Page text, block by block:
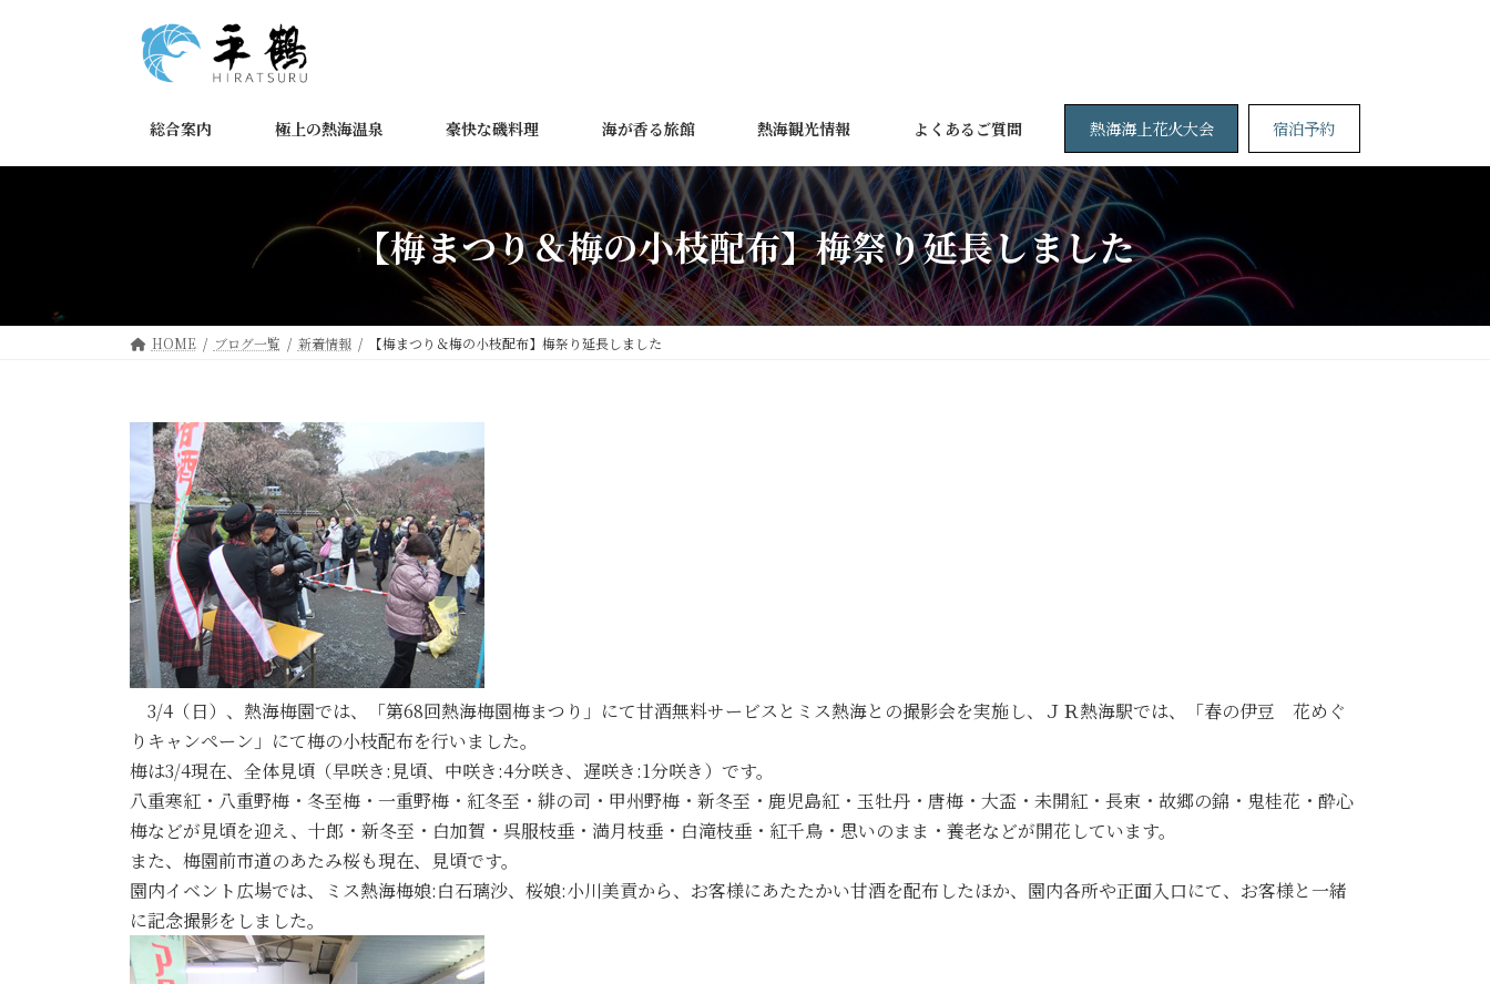
ス
ン
総合案内 極上の熱海温泉 豪快な磯料理 海が香る旅館 熱海観光情報 よくあるご質問 熱海海上花火大会 宿泊予約
【梅まつり＆梅の小枝配布】梅祭り延長しました
HOME ブログ一覧 新着情報 【梅まつり＆梅の小枝配布】梅祭り延長しました
3/4（日）、熱海梅園では、「第68回熱海梅園梅まつり」にて甘酒無料サービスとミス熱海との撮影会を実施し、ＪＲ熱海駅では、「春の伊豆 花めぐ
りキャンペーン」にて梅の小枝配布を行いました。
梅は3/4現在、全体見頃（早咲き:見頃、中咲き:4分咲き、遅咲き:1分咲き）です。
八重寒紅・八重野梅・冬至梅・一重野梅・紅冬至・緋の司・甲州野梅・新冬至・鹿児島紅・玉牡丹・唐梅・大盃・未開紅・長束・故郷の錦・鬼桂花・酔心
梅などが見頃を迎え、十郎・新冬至・白加賀・呉服枝垂・満月枝垂・白滝枝垂・紅千鳥・思いのまま・養老などが開花しています。
また、梅園前市道のあたみ桜も現在、見頃です。
園内イベント広場では、ミス熱海梅娘:白石璃沙、桜娘:小川美貢から、お客様にあたたかい甘酒を配布したほか、園内各所や正面入口にて、お客様と一緒
に記念撮影をしました。